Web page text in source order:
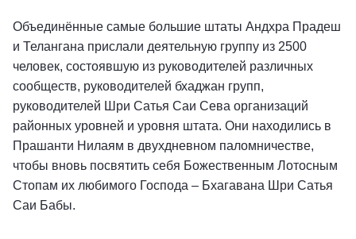
Объединённые самые большие штаты Андхра Прадеш
и Телангана прислали деятельную группу из 2500
человек, состоявшую из руководителей различных
сообществ, руководителей бхаджан групп,
руководителей Шри Сатья Саи Сева организаций
районных уровней и уровня штата. Они находились в
Прашанти Нилаям в двухдневном паломничестве,
чтобы вновь посвятить себя Божественным Лотосным
Стопам их любимого Господа – Бхагавана Шри Сатья
Саи Бабы.